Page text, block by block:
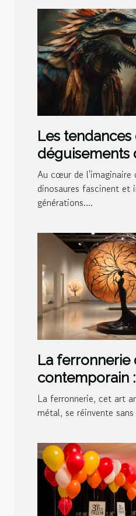
Les tendances
déguisements
dinosaures
thème en 2023
Au cœur de l'imaginaire
dinosaures fascinent et
générations....
La ferronnerie
contemporain
inspirations
La ferronnerie, cet art
métal, se réinvente